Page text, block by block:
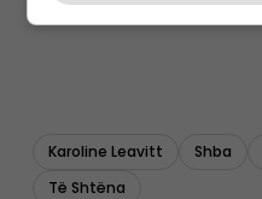
Karoline Leavitt Shba
Të Shtëna